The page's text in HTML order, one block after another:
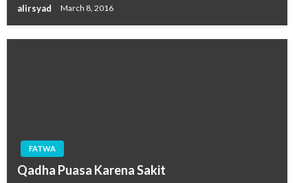
alirsyad March 8, 2016
FATWA
Qadha Puasa Karena Sakit